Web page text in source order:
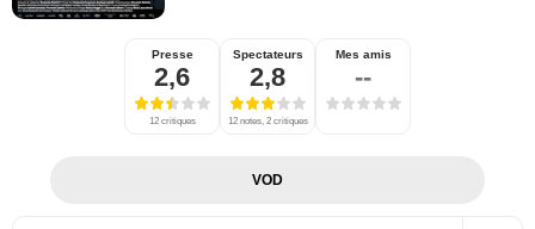
Presse
2,6
12 critiques
Spectateurs
2,8
12 notes, 2 critiques
Mes amis
--
VOD